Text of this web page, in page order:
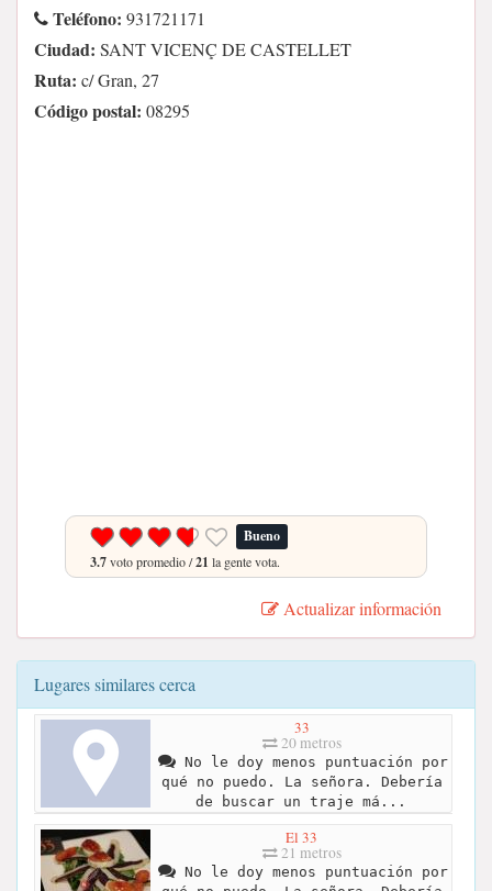
Teléfono: 931721171
Ciudad: SANT VICENÇ DE CASTELLET
Ruta: c/ Gran, 27
Código postal: 08295
Bueno
3.7voto promedio /21 la gente vota.
Actualizar información
Lugares similares cerca
33
20 metros
No le doy menos puntuación por
qué no puedo. La señora. Debería
de buscar un traje má...
El 33
21 metros
No le doy menos puntuación por